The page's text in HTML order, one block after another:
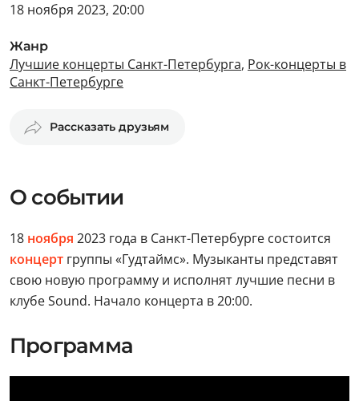
18 ноября 2023, 20:00
Жанр
Лучшие концерты Санкт-Петербурга, Рок-концерты в
Санкт-Петербурге
Рассказать друзьям
О событии
18 ноября 2023 года в Санкт-Петербурге состоится
концерт группы «Гудтаймс». Музыканты представят
свою новую программу и исполнят лучшие песни в
клубе Sound. Начало концерта в 20:00.
Программа